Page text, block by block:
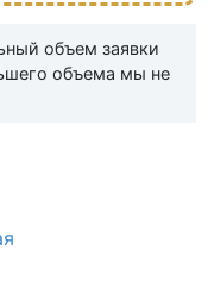
объем заявки
объема мы не